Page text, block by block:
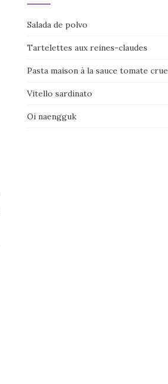
Salada de polvo
Tartelettes aux reines-claudes
Pasta maison à la sauce tomate crue
Vitello sardinato
Oi naengguk